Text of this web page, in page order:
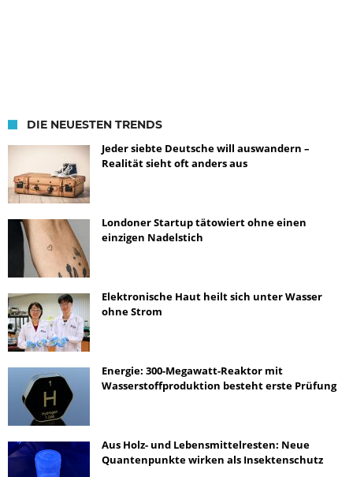
DIE NEUESTEN TRENDS
Jeder siebte Deutsche will auswandern –
Realität sieht oft anders aus
Londoner Startup tätowiert ohne einen
einzigen Nadelstich
Elektronische Haut heilt sich unter Wasser
ohne Strom
Energie: 300-Megawatt-Reaktor mit
Wasserstoffproduktion besteht erste Prüfung
Aus Holz- und Lebensmittelresten: Neue
Quantenpunkte wirken als Insektenschutz